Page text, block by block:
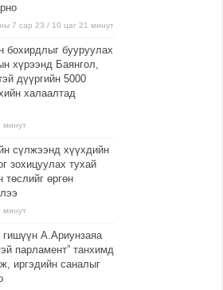
7 сар 23 / 10 цаг 21 минут
бохирдлыг бууруулах
хүрээнд Баянгол,
дүүргийн 5000
халаалтад
минут
сүлжээнд хүүхдийн
зохицуулах тухай
төслийг өргөн
минут
А.Ариунзаяа
парламент” танхимд
иргэдийн саналыг